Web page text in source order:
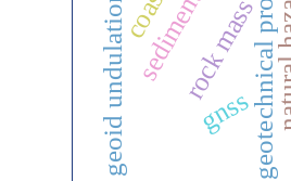
geotechnical properties
rock mass
geoid undulations gnss